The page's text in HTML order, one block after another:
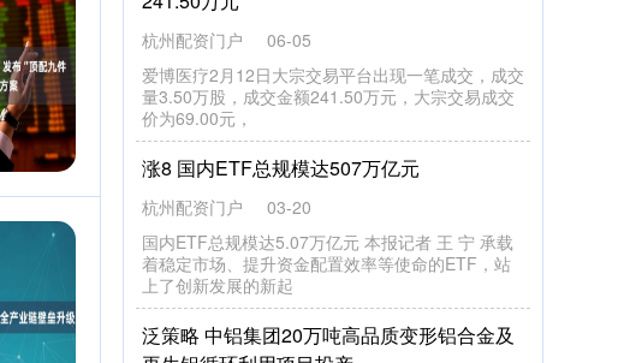
杭州配资门户
06-05
爱博医疗2月12日大宗交易平台出现一笔成交，成交
量3.50万股，成交金额241.50万元，大宗交易成交
价为69.00元，
涨8 国内ETF总规模达507万亿元
杭州配资门户
03-20
国内ETF总规模达5.07万亿元 本报记者 王 宁 承载
着稳定市场、提升资金配置效率等使命的ETF，站
上了创新发展的新起
泛策略 中铝集团20万吨高品质变形铝合金及